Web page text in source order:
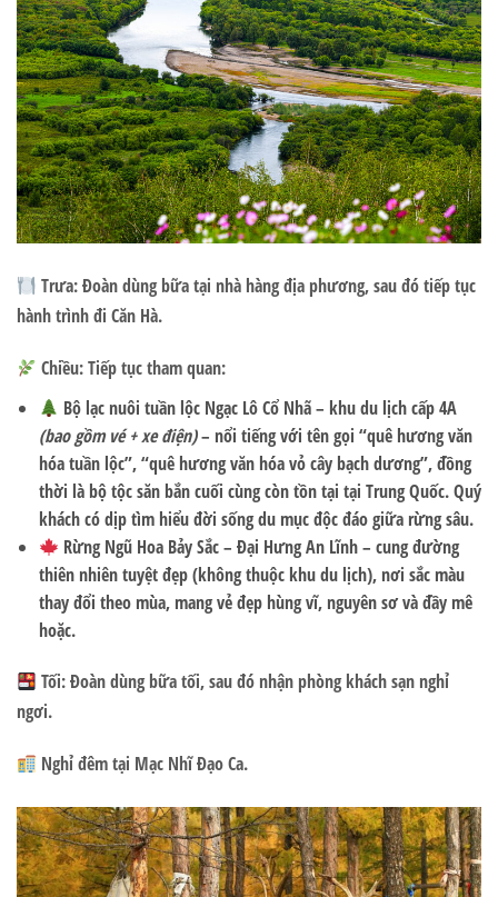
Trưa:Đoàn dùng bữa tại nhà hàng địa phương, sau đó tiếp tục
hành trình đi Căn Hà.
Chiều: Tiếp tục tham quan:
Bộ lạc nuôi tuần lộc Ngạc Lô Cổ Nhã – khu du lịch cấp 4A
(bao gồm vé + xe điện)– nổi tiếng với tên gọi “quê hương văn
hóa tuần lộc”,“quê hương văn hóa vỏ cây bạch dương”, đồng
thời là bộ tộc săn bắn cuối cùng còn tồn tại tại Trung Quốc. Quý
khách có dịp tìm hiểu đời sống du mục độc đáo giữa rừng sâu.
Rừng Ngũ Hoa Bảy Sắc – Đại Hưng An Lĩnh– cung đường
thiên nhiên tuyệt đẹp (không thuộc khu du lịch), nơi sắc màu
thay đổi theo mùa, mang vẻ đẹp hùng vĩ, nguyên sơ và đầy mê
hoặc.
Tối:Đoàn dùng bữa tối, sau đó nhận phòng khách sạn nghỉ
ngơi.
Nghỉ đêm tại Mạc Nhĩ Đạo Ca.